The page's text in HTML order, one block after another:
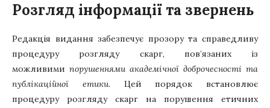
Розгляд інформації та звернень
Редакція видання забезпечує прозору та справедливу
процедуру розгляду скарг, пов’язаних із
можливими порушеннями академічної доброчесності та
публікаційної етики. Цей порядок встановлює
процедуру розгляду скарг на порушення етичних